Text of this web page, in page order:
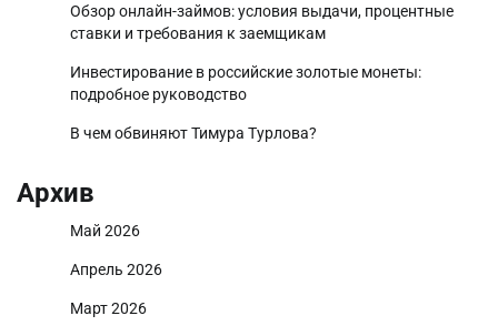
Обзор онлайн-займов: условия выдачи, процентные
ставки и требования к заемщикам
Инвестирование в российские золотые монеты:
подробное руководство
В чем обвиняют Тимура Турлова?
Архив
Май 2026
Апрель 2026
Март 2026